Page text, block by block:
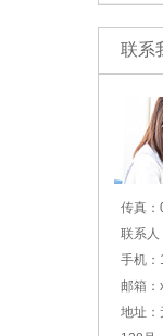
联系
传真
联系人
手机
邮箱
地址：